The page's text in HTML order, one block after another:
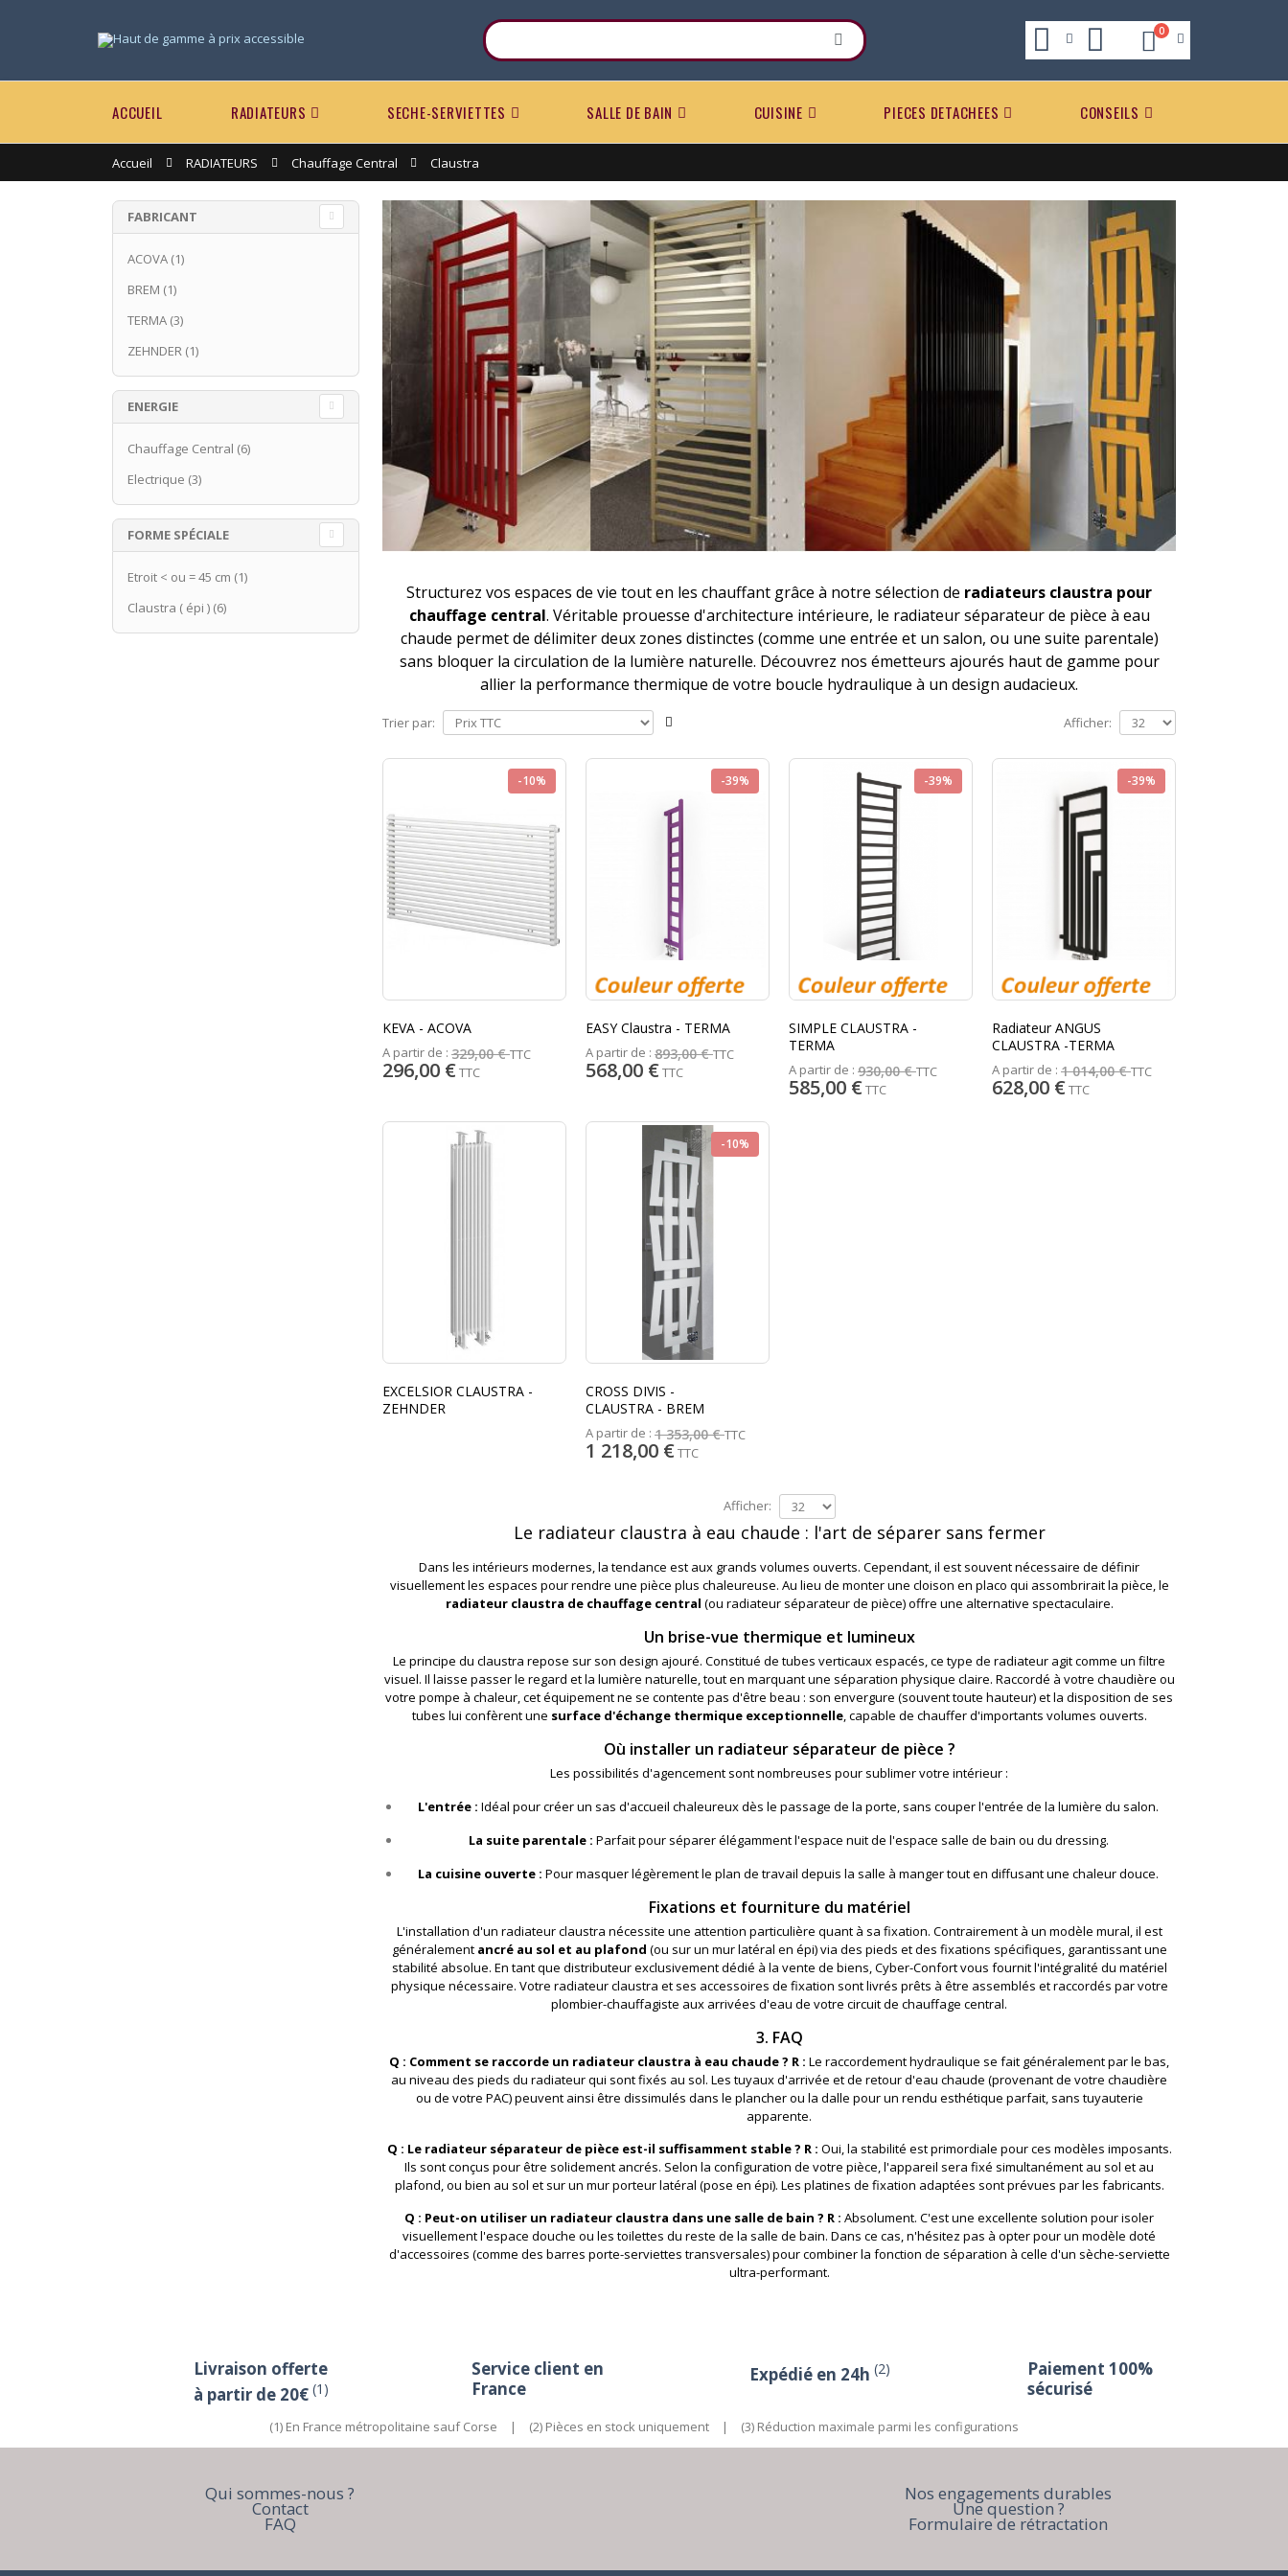
0
ACCUEIL RADIATEURS SECHE-SERVIETTES SALLE DE BAIN CUISINE PIECES DETACHEES CONSEILS
Accueil RADIATEURS Chauffage Central Claustra
Structurez vos espaces de vie tout en les chauffant grâce à notre sélection de radiateurs claustra pour
chauffage central. Véritable prouesse d'architecture intérieure, le radiateur séparateur de pièce à eau
chaude permet de délimiter deux zones distinctes (comme une entrée et un salon, ou une suite parentale)
sans bloquer la circulation de la lumière naturelle. Découvrez nos émetteurs ajourés haut de gamme pour
allier la performance thermique de votre boucle hydraulique à un design audacieux.
Trier par: Afficher:
-10%
KEVA - ACOVA
A partir de : 329,00 €TTC
296,00 €TTC
-39%
EASY Claustra - TERMA
A partir de : 893,00 €TTC
568,00 €TTC
-39%
SIMPLE CLAUSTRA -
TERMA
A partir de : 930,00 €TTC
585,00 €TTC
-39%
Radiateur ANGUS
CLAUSTRA -TERMA
A partir de : 1 014,00 €TTC
628,00 €TTC
EXCELSIOR CLAUSTRA -
ZEHNDER
-10%
CROSS DIVIS -
CLAUSTRA - BREM
A partir de : 1 353,00 €TTC
1 218,00 €TTC
Afficher:
Le radiateur claustra à eau chaude : l'art de séparer sans fermer
Dans les intérieurs modernes, la tendance est aux grands volumes ouverts. Cependant, il est souvent nécessaire de définir
visuellement les espaces pour rendre une pièce plus chaleureuse. Au lieu de monter une cloison en placo qui assombrirait la pièce, le
radiateur claustra de chauffage central (ou radiateur séparateur de pièce) offre une alternative spectaculaire.
Un brise-vue thermique et lumineux
Le principe du claustra repose sur son design ajouré. Constitué de tubes verticaux espacés, ce type de radiateur agit comme un filtre
visuel. Il laisse passer le regard et la lumière naturelle, tout en marquant une séparation physique claire. Raccordé à votre chaudière ou
votre pompe à chaleur, cet équipement ne se contente pas d'être beau : son envergure (souvent toute hauteur) et la disposition de ses
tubes lui confèrent une surface d'échange thermique exceptionnelle, capable de chauffer d'importants volumes ouverts.
Où installer un radiateur séparateur de pièce ?
Les possibilités d'agencement sont nombreuses pour sublimer votre intérieur :
L'entrée : Idéal pour créer un sas d'accueil chaleureux dès le passage de la porte, sans couper l'entrée de la lumière du salon.
La suite parentale : Parfait pour séparer élégamment l'espace nuit de l'espace salle de bain ou du dressing.
La cuisine ouverte : Pour masquer légèrement le plan de travail depuis la salle à manger tout en diffusant une chaleur douce.
Fixations et fourniture du matériel
L'installation d'un radiateur claustra nécessite une attention particulière quant à sa fixation. Contrairement à un modèle mural, il est
généralement ancré au sol et au plafond (ou sur un mur latéral en épi) via des pieds et des fixations spécifiques, garantissant une
stabilité absolue. En tant que distributeur exclusivement dédié à la vente de biens, Cyber-Confort vous fournit l'intégralité du matériel
physique nécessaire. Votre radiateur claustra et ses accessoires de fixation sont livrés prêts à être assemblés et raccordés par votre
plombier-chauffagiste aux arrivées d'eau de votre circuit de chauffage central.
3. FAQ
Q : Comment se raccorde un radiateur claustra à eau chaude ? R : Le raccordement hydraulique se fait généralement par le bas,
au niveau des pieds du radiateur qui sont fixés au sol. Les tuyaux d'arrivée et de retour d'eau chaude (provenant de votre chaudière
ou de votre PAC) peuvent ainsi être dissimulés dans le plancher ou la dalle pour un rendu esthétique parfait, sans tuyauterie
apparente.
Q : Le radiateur séparateur de pièce est-il suffisamment stable ? R : Oui, la stabilité est primordiale pour ces modèles imposants.
Ils sont conçus pour être solidement ancrés. Selon la configuration de votre pièce, l'appareil sera fixé simultanément au sol et au
plafond, ou bien au sol et sur un mur porteur latéral (pose en épi). Les platines de fixation adaptées sont prévues par les fabricants.
Q : Peut-on utiliser un radiateur claustra dans une salle de bain ? R : Absolument. C'est une excellente solution pour isoler
visuellement l'espace douche ou les toilettes du reste de la salle de bain. Dans ce cas, n'hésitez pas à opter pour un modèle doté
d'accessoires (comme des barres porte-serviettes transversales) pour combiner la fonction de séparation à celle d'un sèche-serviette
ultra-performant.
FABRICANT
ACOVA (1)
BREM (1)
TERMA (3)
ZEHNDER (1)
ENERGIE
Chauffage Central (6)
Electrique (3)
FORME SPÉCIALE
Etroit < ou = 45 cm (1)
Claustra ( épi ) (6)
Livraison offerte
à partir de 20€ (1)
Service client en
France
Expédié en 24h (2)
Paiement 100%
sécurisé
(1) En France métropolitaine sauf Corse | (2) Pièces en stock uniquement | (3) Réduction maximale parmi les configurations
Qui sommes-nous ?
Contact
FAQ
Nos engagements durables
Une question ?
Formulaire de rétractation